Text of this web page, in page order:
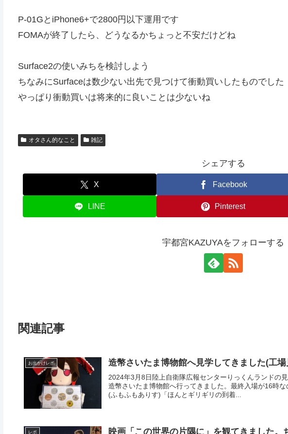
P-01GとiPhone6+で2800円以下運用です
FOMAが終了したら、どうなるかちょっと不安だけどね
Surface2の使いみちを検討しよう
ちなみにSurfaceは数少ない出先で見つけて衝動買いしたものでした
やっぱり衝動買いは将来的に良いことは少ないね
オタさん的なこと 雑記
シェアする
X Facebook
LINE Pinterest
宇都宮KAZUYAをフォローする
関連記事
お出かけレポ 造幣さいたま博物館へ見学してきました(工
2024年3月8日陸上自衛隊広報センターりっくんランドの
造幣さいたま博物館へ行ってきました。最終入場が16時
(ふもふもありす)「ほんとギリギリの到着...
レポ 映画「この世界の片隅に」を観てきました。